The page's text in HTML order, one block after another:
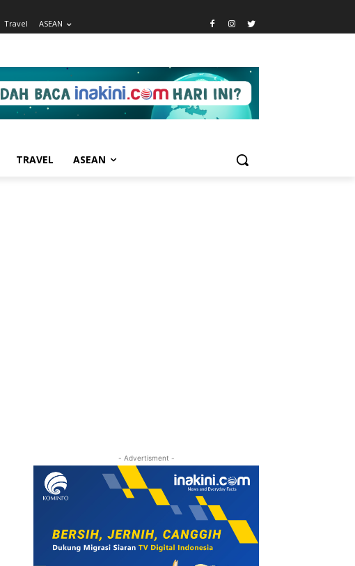
Travel ASEAN
TRAVEL ASEAN
- Advertisment -